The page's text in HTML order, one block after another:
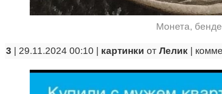
Монета,
3 | 29.11.2024 00:10 | картинки от Лелик